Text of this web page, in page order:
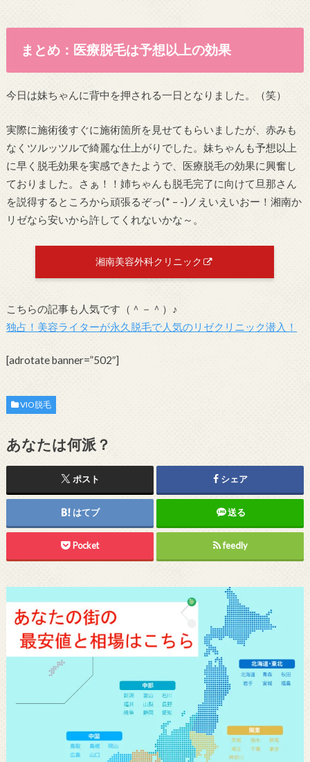
まとめ：医療脱毛は予想以上の効果
今日は妹ちゃんに背中を押される一日となりました。（笑）
実際に施術後すぐに施術箇所を見せてもらいましたが、赤みも
なくツルッツルで綺麗な仕上がりでした。妹ちゃんも予想以上
に早く脱毛効果を実感できたようで、医療脱毛の効果に興奮し
ておりました。さぁ！！姉ちゃんも脱毛完了に向けて旦那さん
を説得するところから頑張るぞっ(* – -)ノえいえいおー！湘南か
リゼなら安いから許してくれないかな～。
湘南美容外科クリニック
こちらの記事も人気です（＾－＾）♪
独占！美容ライターが永久脱毛で人気のリゼクリニック潜入！
[adrotate banner=”502″]
VIO脱毛
あなたは何派？
ポスト シェア
はてブ 送る
Pocket feedly